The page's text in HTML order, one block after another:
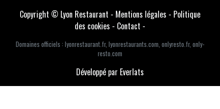
Copyright © Lyon Restaurant - Mentions légales - Politique
des cookies - Contact -
Domaines officiels : lyonrestaurant.fr, lyonrestaurants.com, onlyresto.fr, only-
resto.com
Développé par Everlats